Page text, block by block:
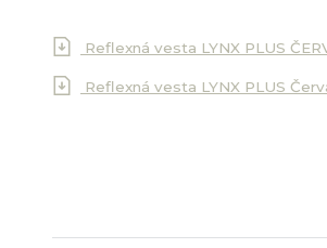
Reflexná vesta LYNX PLUS
Reflexná vesta LYNX PLUS